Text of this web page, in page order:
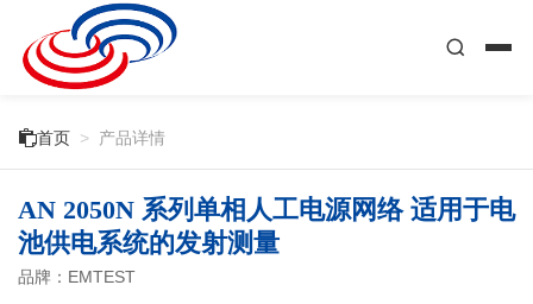
首页 > 产品详情
AN 2050N 系列单相人工电源网络 适用于电
池供电系统的发射测量
品牌：EMTEST